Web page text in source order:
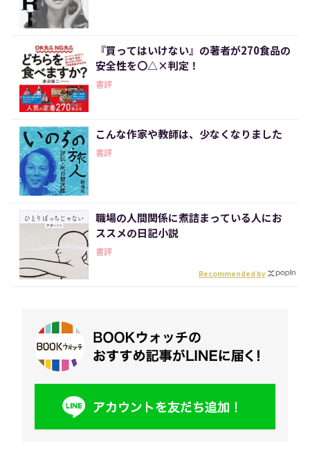
『買ってはいけない』の著者が270食品の
安全性を〇△×判定！
書評
こんな作家や教師は、少なくなりました
書評
職場の人間関係に煮詰まっている人にお
ススメの日記小説
書評
Recommended by